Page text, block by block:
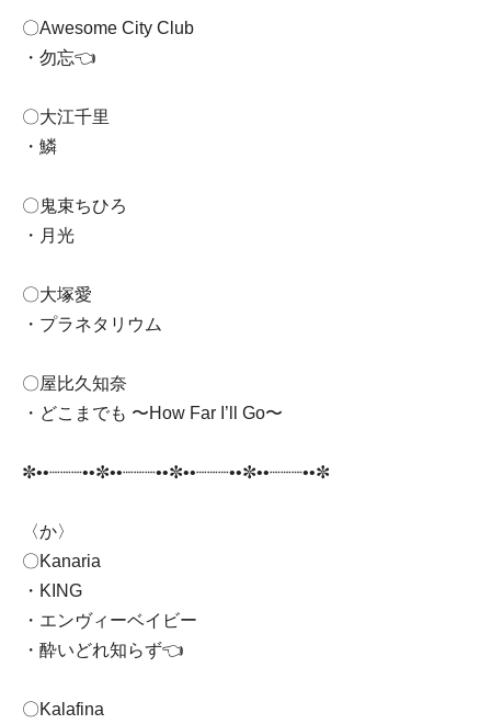
〇Awesome City Club
・勿忘👈
〇大江千里
・鱗
〇鬼束ちひろ
・月光
〇大塚愛
・プラネタリウム
〇屋比久知奈
・どこまでも 〜How Far I’ll Go〜
✼••┈┈┈••✼••┈┈┈••✼••┈┈┈••✼••┈┈┈••✼
〈か〉
〇Kanaria
・KING
・エンヴィーベイビー
・酔いどれ知らず👈
〇Kalafina